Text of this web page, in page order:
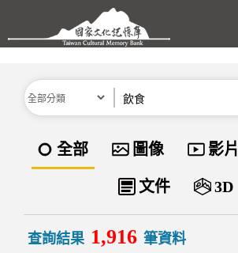
跳到主要內容區塊
分類
資料類型
全部 圖像 影片
文件 3D
查詢結果 1,916 筆資料